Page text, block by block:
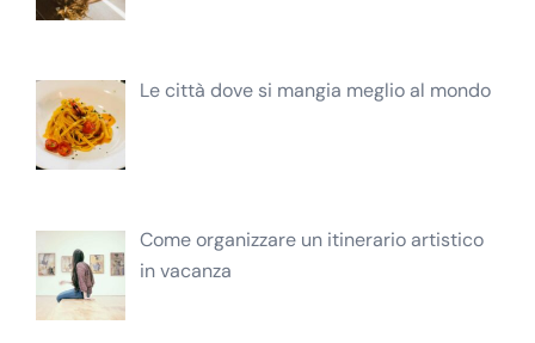
Le città dove si mangia meglio al mondo
Come organizzare un itinerario artistico
in vacanza